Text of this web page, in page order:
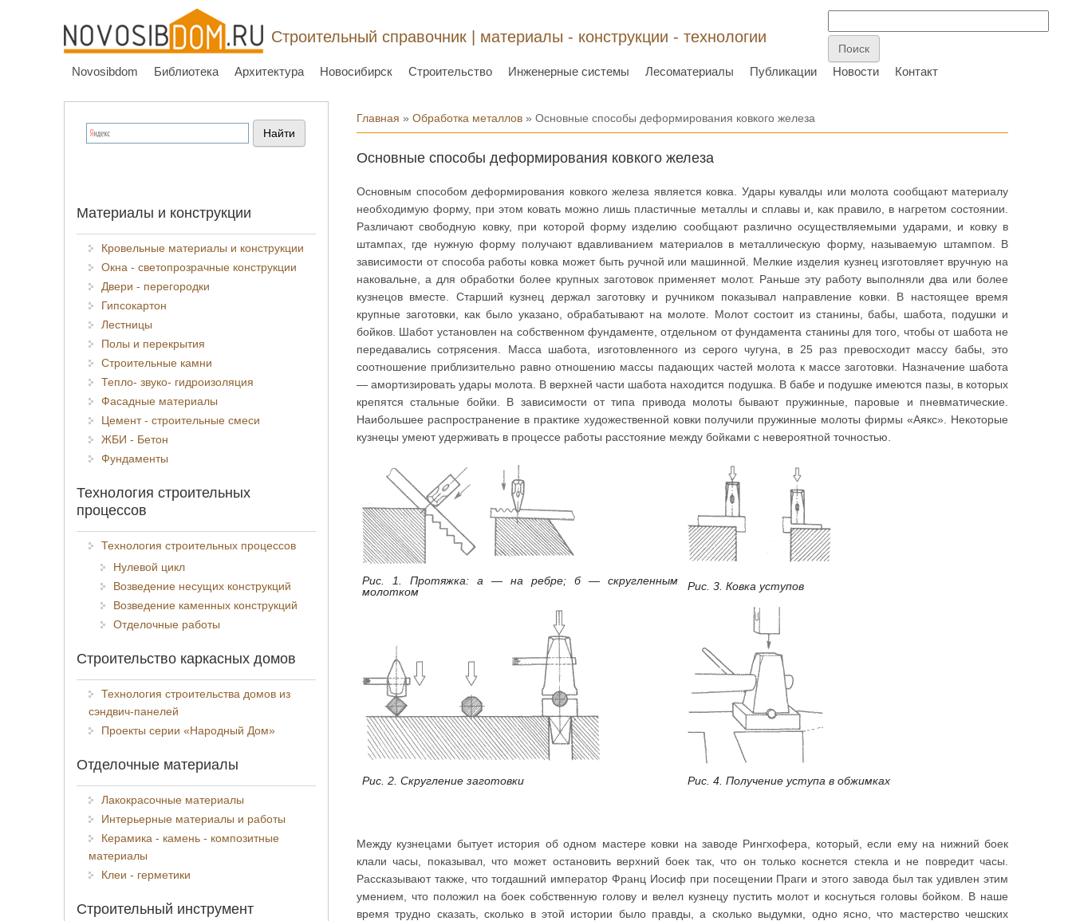
Строительный справочник | материалы - конструкции - технологии
Novosibdom Библиотека Архитектура Новосибирск Строительство Инженерные системы Лесоматериалы Публикации Новости Контакт
Вы здесь
Главная »Обработка металлов » Основные способы деформирования ковкого железа
Основные способы деформирования ковкого железа
Основным способом деформирования ковкого железа является ковка. Удары кувалды или молота сообщают материалу
необходимую форму, при этом ковать можно лишь пластичные металлы и сплавы и, как правило, в нагретом состоянии.
Различают свободную ковку, при которой форму изделию сообщают различно осуществляемыми ударами, и ковку в
штампах, где нужную форму получают вдавливанием материалов в металлическую форму, называемую штампом. В
зависимости от способа работы ковка может быть ручной или машинной. Мелкие изделия кузнец изготовляет вручную на
наковальне, а для обработки более крупных заготовок применяет молот. Раньше эту работу выполняли два или более
кузнецов вместе. Старший кузнец держал заготовку и ручником показывал направление ковки. В настоящее время
крупные заготовки, как было указано, обрабатывают на молоте. Молот состоит из станины, бабы, шабота, подушки и
бойков. Шабот установлен на собственном фундаменте, отдельном от фундамента станины для того, чтобы от шабота не
передавались сотрясения. Масса шабота, изготовленного из серого чугуна, в 25 раз превосходит массу бабы, это
соотношение приблизительно равно отношению массы падающих частей молота к массе заготовки. Назначение шабота
— амортизировать удары молота. В верхней части шабота находится подушка. В бабе и подушке имеются пазы, в которых
крепятся стальные бойки. В зависимости от типа привода молоты бывают пружинные, паровые и пневматические.
Наибольшее распространение в практике художественной ковки получили пружинные молоты фирмы «Аякс». Некоторые
кузнецы умеют удерживать в процессе работы расстояние между бойками с невероятной точностью.
Рис. 1. Протяжка: а — на ребре; б — скругленным
молотком
Рис. 3. Ковка уступов
Рис. 2. Скругление заготовки Рис. 4. Получение уступа в обжимках
Между кузнецами бытует история об одном мастере ковки на заводе Рингхофера, который, если ему на нижний боек
клали часы, показывал, что может остановить верхний боек так, что он только коснется стекла и не повредит часы.
Рассказывают также, что тогдашний император Франц Иосиф при посещении Праги и этого завода был так удивлен этим
умением, что положил на боек собственную голову и велел кузнецу пустить молот и коснуться головы бойком. В наше
время трудно сказать, сколько в этой истории было правды, а сколько выдумки, одно ясно, что мастерство чешских
Материалы и конструкции
Кровельные материалы и конструкции
Окна - светопрозрачные конструкции
Двери - перегородки
Гипсокартон
Лестницы
Полы и перекрытия
Строительные камни
Тепло- звуко- гидроизоляция
Фасадные материалы
Цемент - строительные смеси
ЖБИ - Бетон
Фундаменты
Технология строительных
процессов
Технология строительных процессов
Нулевой цикл
Возведение несущих конструкций
Возведение каменных конструкций
Отделочные работы
Строительство каркасных домов
Технология строительства домов из
сэндвич-панелей
Проекты серии «Народный Дом»
Отделочные материалы
Лакокрасочные материалы
Интерьерные материалы и работы
Керамика - камень - композитные
материалы
Клеи - герметики
Строительный инструмент